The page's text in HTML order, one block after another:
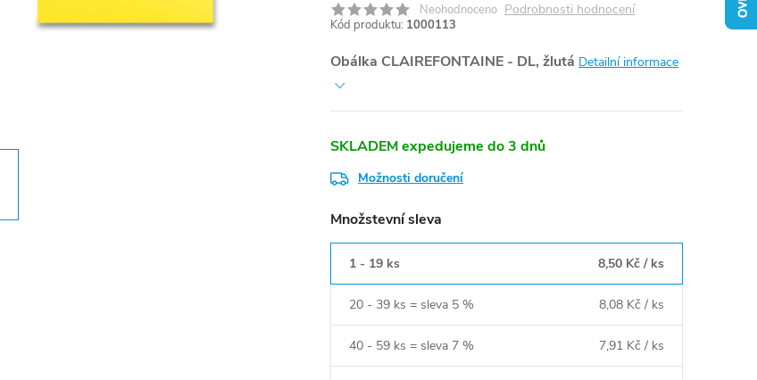
Neohodnoceno Podrobnosti hodnocení
Kód produktu: 1000113
Obálka CLAIREFONTAINE - DL, žlutá Detailní informace
SKLADEM expedujeme do 3 dnů
Možnosti doručení
Množstevní sleva
1 - 19 ks 8,50 Kč / ks
20 - 39 ks = sleva 5 % 8,08 Kč / ks
40 - 59 ks = sleva 7 % 7,91 Kč / ks